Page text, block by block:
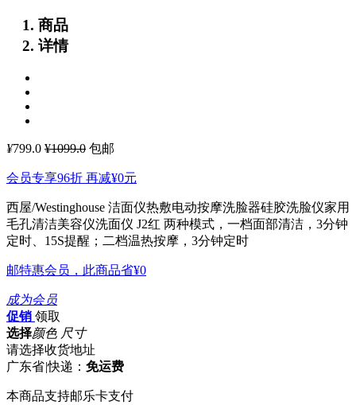
商品
详情
¥799.0 ¥1099.0 包邮
会员专享96折 再减¥0元
西屋/Westinghouse 洁面仪热敷电动按摩洗脸器硅胶洗脸仪家用
毛孔清洁美容仪洗面仪 J2红 两种模式，一档面部清洁，3分钟
定时、15S提醒；二档温热按摩，3分钟定时
邮特惠会员，此商品省¥0
成为会员
促销 领取
选择颜色 尺寸
请选择收货地址
广东省|快递： 免运费
本商品支持邮乐卡支付